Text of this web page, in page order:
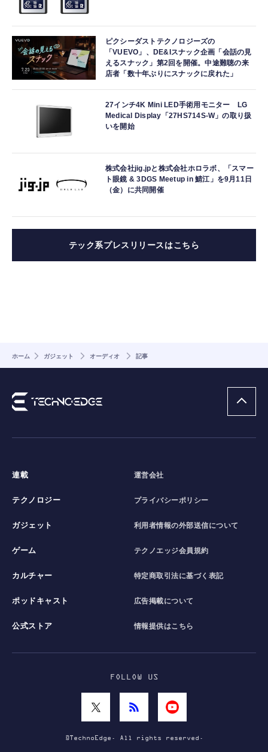
ピクシーダストテクノロジーズの
「VUEVO」、DE&Iスナック企画「会話の見
えるスナック」第2回を開催。中途難聴の来
店者「数十年ぶりにスナックに戻れた」
27インチ4K Mini LED手術用モニター LG
Medical Display「27HS714S-W」の取り扱
いを開始
株式会社jig.jpと株式会社ホロラボ、「スマー
ト眼鏡 & 3DGS Meetup in 鯖江」を9月11日
（金）に共同開催
テック系プレスリリースはこちら
ホーム ガジェット オーディオ 記事
連載
テクノロジー
ガジェット
ゲーム
カルチャー
ポッドキャスト
公式ストア
運営会社
プライバシーポリシー
利用者情報の外部送信について
テクノエッジ会員規約
特定商取引法に基づく表記
広告掲載について
情報提供はこちら
FOLLOW US
©TechnoEdge. All rights reserved.